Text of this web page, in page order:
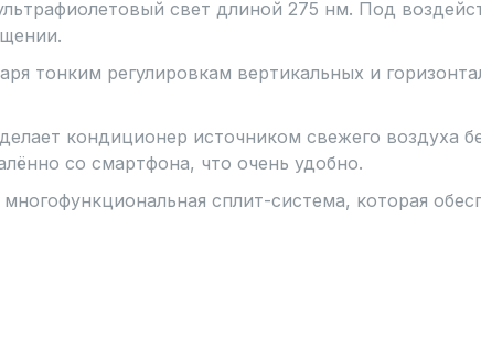
свет длиной 275 нм. Под
тонким регулировкам вертикальных и
кондиционер источником свежего воздуха
со смартфона, что очень удобно.
сплит-система, которая